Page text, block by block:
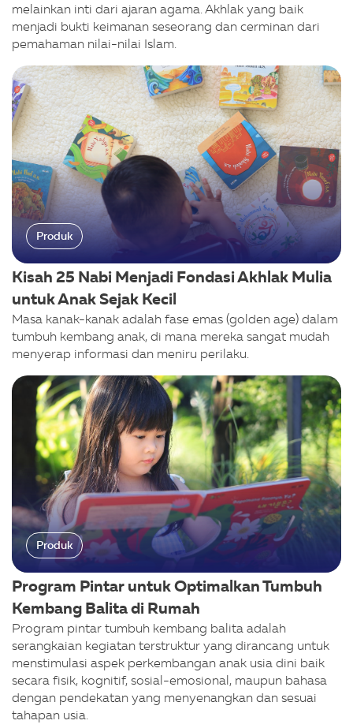
melainkan inti dari ajaran agama. Akhlak yang baik
menjadi bukti keimanan seseorang dan cerminan dari
pemahaman nilai-nilai Islam.
Produk
Kisah 25 Nabi Menjadi Fondasi Akhlak Mulia
untuk Anak Sejak Kecil
Masa kanak-kanak adalah fase emas (golden age) dalam
tumbuh kembang anak, di mana mereka sangat mudah
menyerap informasi dan meniru perilaku.
Produk
Program Pintar untuk Optimalkan Tumbuh
Kembang Balita di Rumah
Program pintar tumbuh kembang balita adalah
serangkaian kegiatan terstruktur yang dirancang untuk
menstimulasi aspek perkembangan anak usia dini baik
secara fisik, kognitif, sosial-emosional, maupun bahasa
dengan pendekatan yang menyenangkan dan sesuai
tahapan usia.